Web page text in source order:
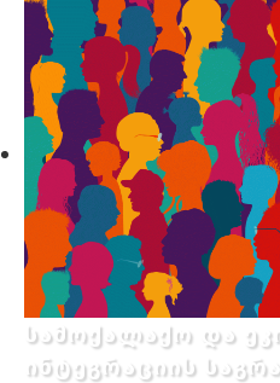
სამოქალაქო და
ინტეგრაციის